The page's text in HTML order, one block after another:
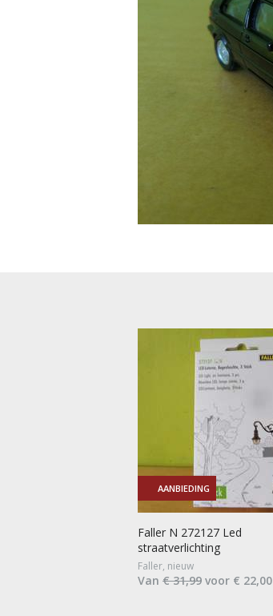
AANBIEDING
Faller N 272127 Led
straatverlichting
Faller, nieuw
Van € 31,99 voor € 22,00